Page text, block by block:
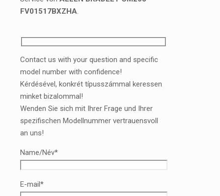
FV01517BXZHA.
Contact us with your question and specific
model number with confidence!
Kérdésével, konkrét típusszámmal keressen
minket bizalommal!
Wenden Sie sich mit Ihrer Frage und Ihrer
spezifischen Modellnummer vertrauensvoll
an uns!
Name/Név*
E-mail*